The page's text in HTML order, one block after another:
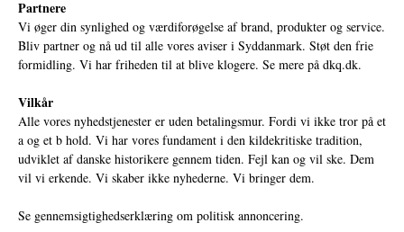
Partnere
Vi øger din synlighed og værdiforøgelse af brand, produkter og service.
Bliv partner og nå ud til alle vores aviser i Syddanmark. Støt den frie
formidling. Vi har friheden til at blive klogere. Se mere på dkq.dk.
Vilkår
Alle vores nyhedstjenester er uden betalingsmur. Fordi vi ikke tror på et
a og et b hold. Vi har vores fundament i den kildekritiske tradition,
udviklet af danske historikere gennem tiden. Fejl kan og vil ske. Dem
vil vi erkende. Vi skaber ikke nyhederne. Vi bringer dem.
Se gennemsigtighedserklæring om politisk annoncering.